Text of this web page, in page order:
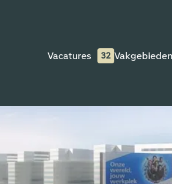
Vacatures 32 Vakgebieden